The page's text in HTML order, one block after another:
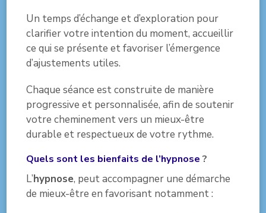
Un temps d’échange et d’exploration pour
clarifier votre intention du moment, accueillir
ce qui se présente et favoriser l’émergence
d’ajustements utiles.
Chaque séance est construite de manière
progressive et personnalisée, afin de soutenir
votre cheminement vers un mieux-être
durable et respectueux de votre rythme.
Quels sont les bienfaits de l’hypnose?
L’hypnose, peut accompagner une démarche
de mieux-être en favorisant notamment :